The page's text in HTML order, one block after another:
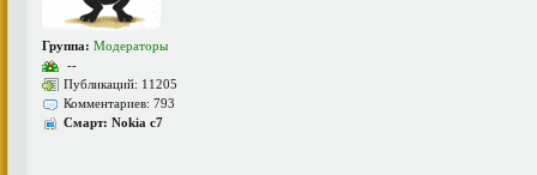
Группа: Модераторы
--
Публикаций: 11205
Комментариев: 793
Смарт: Nokia c7